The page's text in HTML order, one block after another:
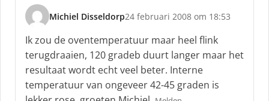
Michiel Disseldorp
s
c
h
r
e
e
f
24 februari 2008 om 18:53
Ik zou de oventemperatuur maar heel flink
terugdraaien, 120 gradeb duurt langer maar het
resultaat wordt echt veel beter. Interne
temperatuur van ongeveer 42-45 graden is